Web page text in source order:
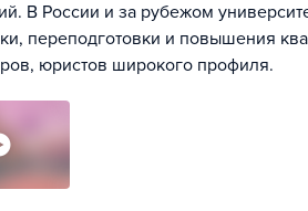
В России и за рубежом
переподготовки и повышения
юристов широкого профиля.